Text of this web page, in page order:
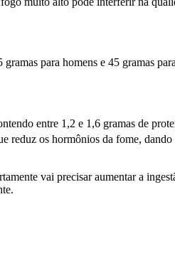
para homens e 45 gramas
entre 1,2 e 1,6 gramas de
reduz os hormônios da fome, dando
vai precisar aumentar a